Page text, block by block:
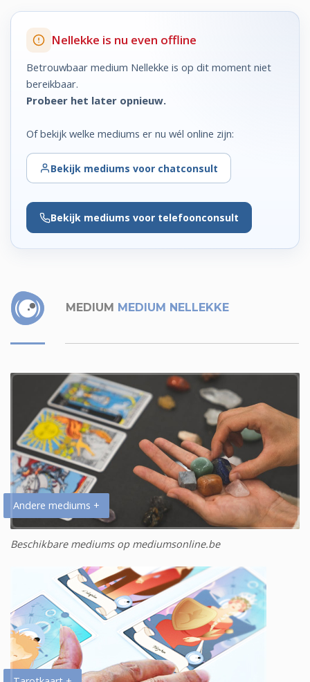
Nellekke is nu even offline
Betrouwbaar medium Nellekke is op dit moment niet
bereikbaar.
Probeer het later opnieuw.
Of bekijk welke mediums er nu wél online zijn:
Bekijk mediums voor chatconsult
Bekijk mediums voor telefoonconsult
MEDIUM MEDIUM NELLEKKE
Andere mediums +
Beschikbare mediums op mediumsonline.be